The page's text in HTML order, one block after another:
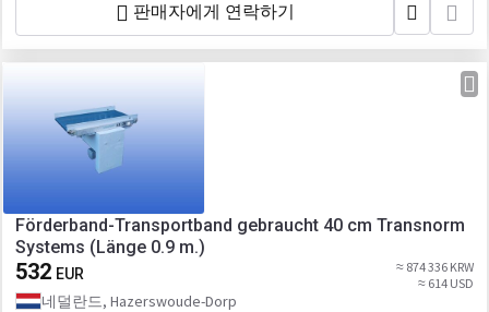
판매자에게 연락하기
Förderband-Transportband gebraucht 40 cm Transnorm
Systems (Länge 0.9 m.)
532 EUR
≈ 874 336 KRW
≈ 614 USD
네덜란드, Hazerswoude-Dorp